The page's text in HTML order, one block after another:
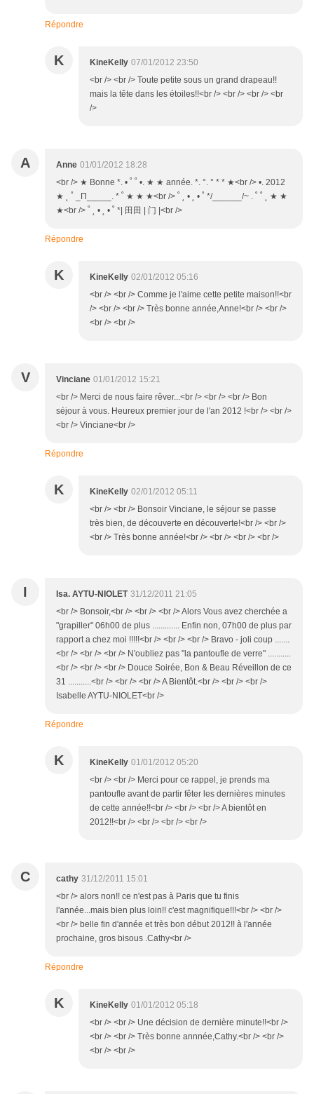
Répondre
K KineKelly 07/01/2012 23:50
<br /> <br /> Toute petite sous un grand drapeau!!
mais la tête dans les étoiles!!<br /> <br /> <br /> <br
/>
A Anne 01/01/2012 18:28
<br /> ★ Bonne *. • ˚ ˚ •. ★ ★ année. *. °. ° * * ★<br /> •. 2012
★ ˛ ˚ _Π_____. * ˚ ★ ★ ★<br /> ˚ ˛ • ˛ • ˚ */______/~ . ˚ ˚ ˛ ★ ★
★<br /> ˚ ˛ • ˛ • ˚ *| 田田 | 门 |<br />
Répondre
K KineKelly 02/01/2012 05:16
<br /> <br /> Comme je l'aime cette petite maison!!<br
/> <br /> <br /> Très bonne année,Anne!<br /> <br />
<br /> <br />
V Vinciane 01/01/2012 15:21
<br /> Merci de nous faire rêver...<br /> <br /> <br /> Bon
séjour à vous. Heureux premier jour de l'an 2012 !<br /> <br />
<br /> Vinciane<br />
Répondre
K KineKelly 02/01/2012 05:11
<br /> <br /> Bonsoir Vinciane, le séjour se passe
très bien, de découverte en découverte!<br /> <br />
<br /> Très bonne année!<br /> <br /> <br /> <br />
I Isa. AYTU-NIOLET 31/12/2011 21:05
<br /> Bonsoir,<br /> <br /> <br /> Alors Vous avez cherchée a
"grapiller" 06h00 de plus ............. Enfin non, 07h00 de plus par
rapport a chez moi !!!!!<br /> <br /> <br /> Bravo - joli coup .......
<br /> <br /> <br /> N'oubliez pas "la pantoufle de verre" ...........
<br /> <br /> <br /> Douce Soirée, Bon & Beau Réveillon de ce
31 ...........<br /> <br /> <br /> A Bientôt.<br /> <br /> <br />
Isabelle AYTU-NIOLET<br />
Répondre
K KineKelly 01/01/2012 05:20
<br /> <br /> Merci pour ce rappel, je prends ma
pantoufle avant de partir fêter les dernières minutes
de cette année!!<br /> <br /> <br /> A bientôt en
2012!!<br /> <br /> <br /> <br />
C cathy 31/12/2011 15:01
<br /> alors non!! ce n'est pas à Paris que tu finis
l'année...mais bien plus loin!! c'est magnifique!!!<br /> <br />
<br /> belle fin d'année et très bon début 2012!! à l'année
prochaine, gros bisous .Cathy<br />
Répondre
K KineKelly 01/01/2012 05:18
<br /> <br /> Une décision de dernière minute!!<br />
<br /> <br /> Très bonne annnée,Cathy.<br /> <br />
<br /> <br />